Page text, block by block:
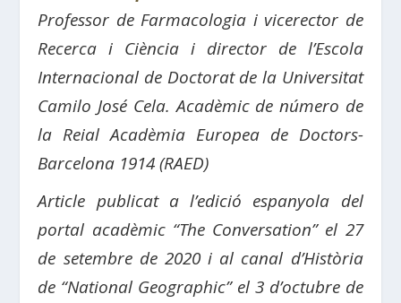
Professor de Farmacologia i vicerector de
Recerca i Ciència i director de l’Escola
Internacional de Doctorat de la Universitat
Camilo José Cela.Acadèmic de número de
la Reial Acadèmia Europea de Doctors-
Barcelona 1914 (RAED)
Article publicat a l’edició espanyola del
portal acadèmic “The Conversation” el 27
de setembre de 2020 i al canal d’Història
de “National Geographic” el 3 d’octubre de